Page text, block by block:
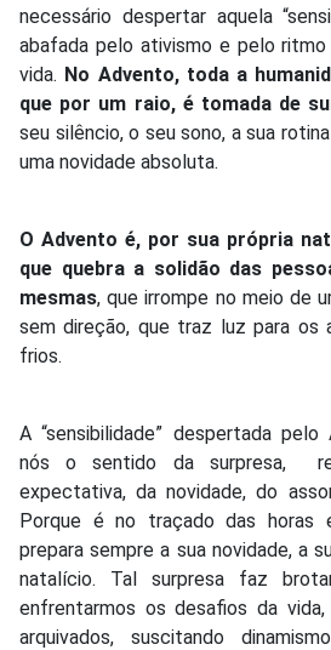
necessário despertar aquela
abafada pelo ativismo e pelo
vida. No Advento, toda a
que por um raio, é tomada de
seu silêncio, o seu sono, a sua
uma novidade absoluta.
O Advento é, por sua própria
que quebra a solidão das
mesmas, que irrompe no meio de
sem direção, que traz luz para os
frios.
A “sensibilidade” despertada
nós o sentido da surpresa,
expectativa, da novidade, do
Porque é no traçado das horas
prepara sempre a sua novidade, a
natalício. Tal surpresa faz
enfrentarmos os desafios da
arquivados, suscitando